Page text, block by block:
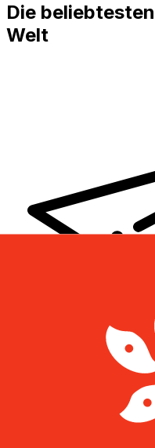
Die
Welt
XE Internationaler